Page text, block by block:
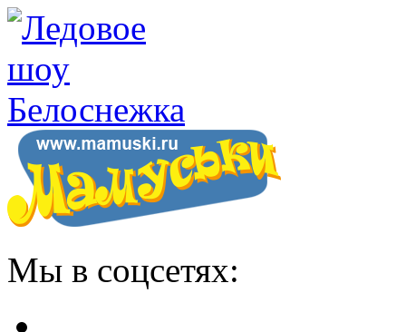
Мы в соцсетях: